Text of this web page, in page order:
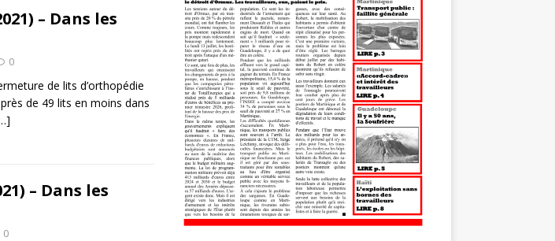
– Dans les
0
de lits d’orthopédie
de 49 lits en moins dans
– Dans les
0